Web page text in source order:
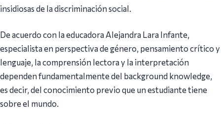
insidiosas de la discriminación social.
De acuerdo con la educadora Alejandra Lara Infante,
especialista en perspectiva de género, pensamiento crítico y
lenguaje, la comprensión lectora y la interpretación
dependen fundamentalmente del background knowledge,
es decir, del conocimiento previo que un estudiante tiene
sobre el mundo.